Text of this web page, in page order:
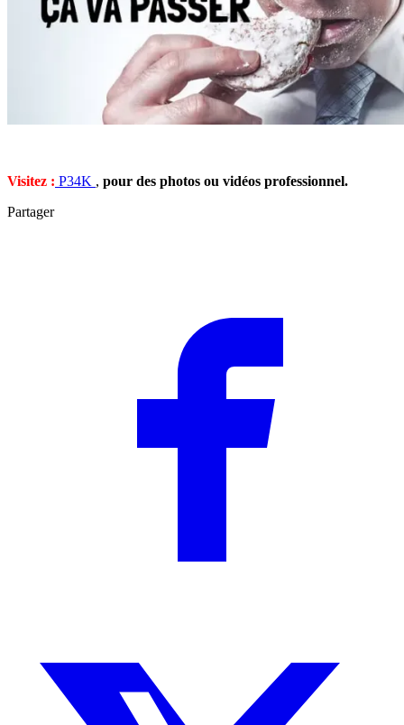
Visitez : P34K , pour des photos ou vidéos professionnel.
Partager